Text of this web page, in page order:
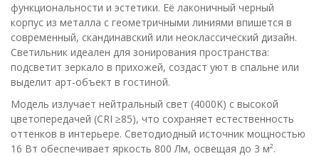
функциональности и эстетики. Её лаконичный черный
корпус из металла с геометричными линиями впишется в
современный, скандинавский или неоклассический дизайн.
Светильник идеален для зонирования пространства:
подсветит зеркало в прихожей, создаст уют в спальне или
выделит арт-объект в гостиной.
Модель излучает нейтральный свет (4000K) с высокой
цветопередачей (CRI ≥85), что сохраняет естественность
оттенков в интерьере. Светодиодный источник мощностью
16 Вт обеспечивает яркость 800 Лм, освещая до 3 м².